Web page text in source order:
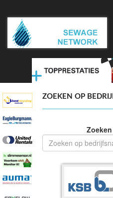
ZOEKEN OP